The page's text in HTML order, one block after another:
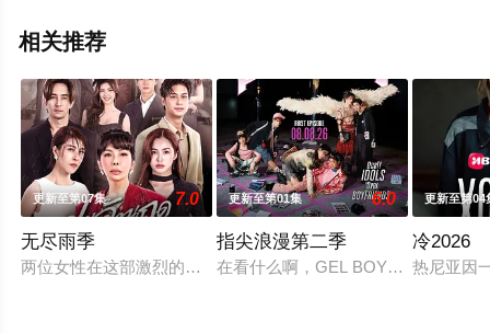
相关推荐
更新至第07集 7.0
无尽雨季
两位女性在这部激烈的家庭剧中争夺强大的蒂纳拉王朝领导权
更新至第01集 6.0
指尖浪漫第二季
在看什么啊，GEL BOY，是在想念彼
更新至第04
冷2026
热尼亚因